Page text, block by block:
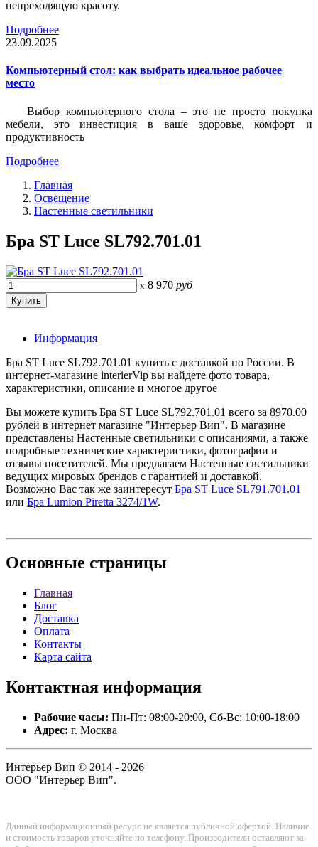
непреходящую красоту.
Подробнее
23.09.2025
Компьютерный стол: как выбрать идеальное рабочее
место
Выбор компьютерного стола – это не просто покупка
мебели, это инвестиция в ваше здоровье, комфорт и
продуктивность
Подробнее
Главная
Освещение
Настенные светильники
Бра ST Luce SL792.701.01
x 8 970 руб
Информация
Бра ST Luce SL792.701.01 купить с доставкой по России. В
интернет-магазине interierVip вы найдете фото товара,
характеристики, описание и многое другое
Вы можете купить Бра ST Luce SL792.701.01 всего за 8970.00
рублей в интернет магазине "Интерьер Вип". В магазине
представлены Настенные светильники с описаниями, а также
подробные технические характеристики, фотографии и
отзывы посетителей. Мы предлагаем Настенные светильники
ведущих мировых брендов с гарантией и доставкой.
Возможно Вас так же заинтересут Бра ST Luce SL791.701.01
или Бра Lumion Piretta 3274/1W.
Основные страницы
Главная
Блог
Доставка
Оплата
Контакты
Карта сайта
Контактная информация
Рабочие часы: Пн-Пт: 08:00-20:00, Сб-Вс: 10:00-18:00
Адрес: г. Москва
Интерьер Вип © 2014 - 2026
ООО "Интерьер Вип".
Данный информационный ресурс не является публичной офертой. Наличие
и стоимость товаров уточняйте по телефону. Производители оставляют за